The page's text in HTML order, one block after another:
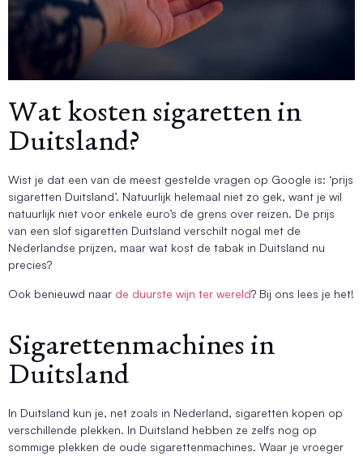
Wat kosten sigaretten in
Duitsland?
Wist je dat een van de meest gestelde vragen op Google is: ‘prijs
sigaretten Duitsland’. Natuurlijk helemaal niet zo gek, want je wil
natuurlijk niet voor enkele euro’s de grens over reizen. De prijs
van een slof sigaretten Duitsland verschilt nogal met de
Nederlandse prijzen, maar wat kost de tabak in Duitsland nu
precies?
Ook benieuwd naar de duurste wijn ter wereld? Bij ons lees je het!
Sigarettenmachines in
Duitsland
In Duitsland kun je, net zoals in Nederland, sigaretten kopen op
verschillende plekken. In Duitsland hebben ze zelfs nog op
sommige plekken de oude sigarettenmachines. Waar je vroeger